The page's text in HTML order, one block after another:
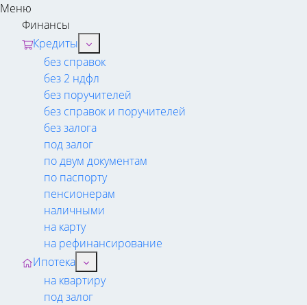
Меню
Финансы
Кредиты
без справок
без 2 ндфл
без поручителей
без справок и поручителей
без залога
под залог
по двум документам
по паспорту
пенсионерам
наличными
на карту
на рефинансирование
Ипотека
на квартиру
под залог